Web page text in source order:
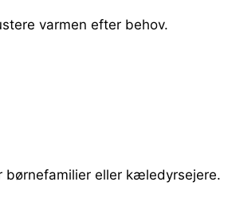
varmen efter behov.
eller kæledyrsejere.